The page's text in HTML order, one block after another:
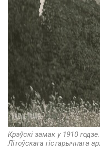
Крэўскі замак у 1910
Літоўскага гістарычнага